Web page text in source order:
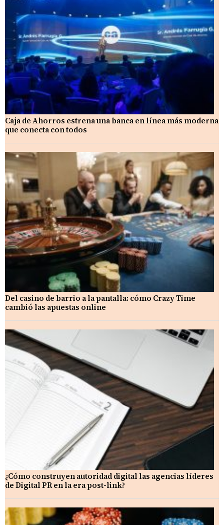
Caja de Ahorros estrena una banca en línea más moderna
que conecta con todos
Del casino de barrio a la pantalla: cómo Crazy Time
cambió las apuestas online
¿Cómo construyen autoridad digital las agencias líderes
de Digital PR en la era post-link?